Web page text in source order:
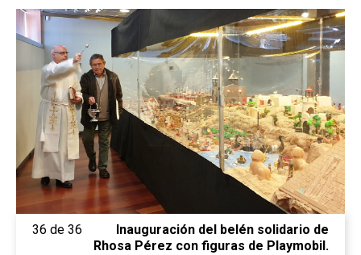
36 de 36
Inauguración del belén solidario de
Rhosa Pérez con figuras de Playmobil.